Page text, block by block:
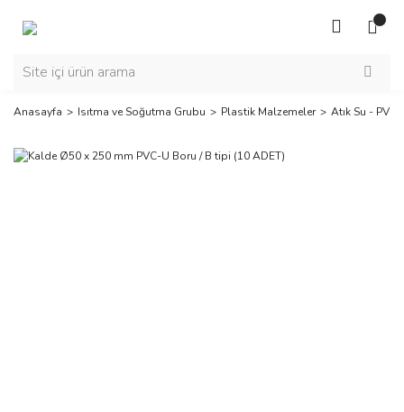
Anasayfa Isıtma ve Soğutma Grubu Plastik Malzemeler Atık Su - PVC